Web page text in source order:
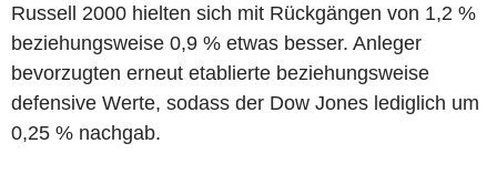
Russell 2000 hielten sich mit Rückgängen von 1,2 %
beziehungsweise 0,9 % etwas besser. Anleger
bevorzugten erneut etablierte beziehungsweise
defensive Werte, sodass der Dow Jones lediglich um
0,25 % nachgab.